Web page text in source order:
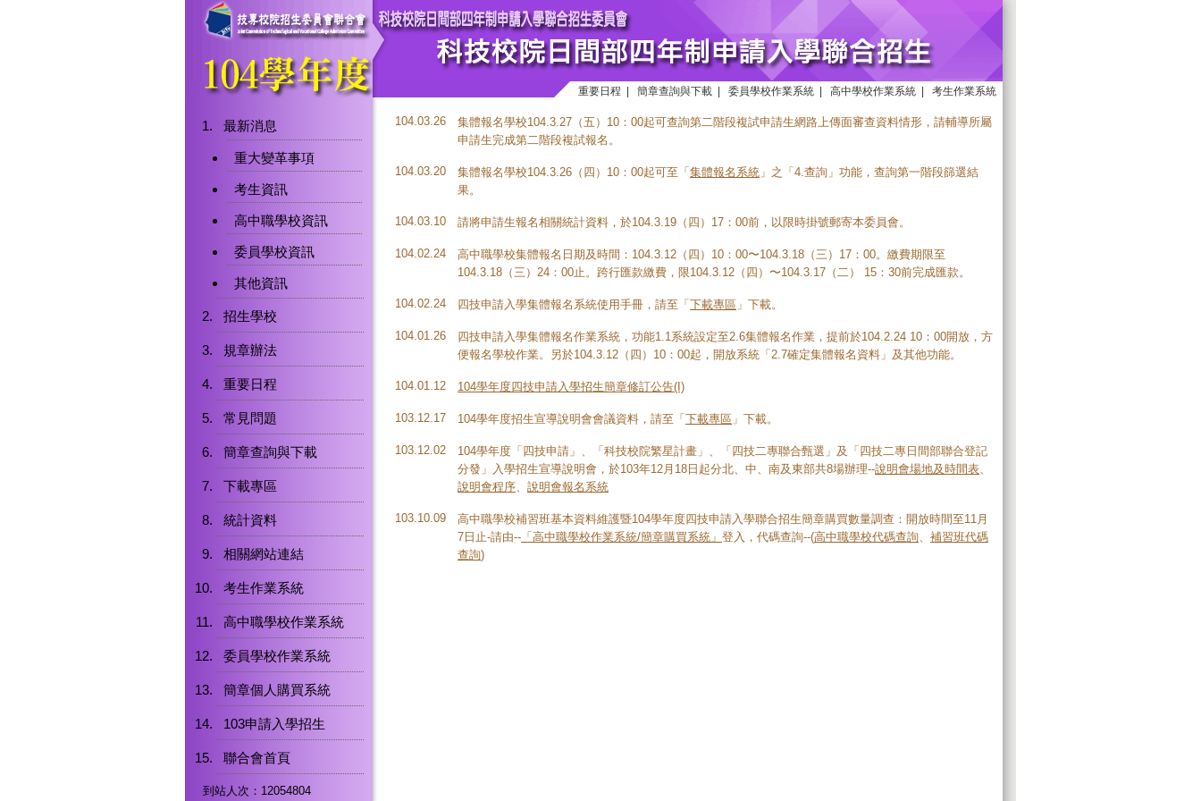
重要日程 簡章查詢與下載 委員學校作業系統 高中學校作業系統 考生作業系統
最新消息
重大變革事項
考生資訊
高中職學校資訊
委員學校資訊
其他資訊
招生學校
規章辦法
重要日程
常見問題
簡章查詢與下載
下載專區
統計資料
相關網站連結
考生作業系統
高中職學校作業系統
委員學校作業系統
簡章個人購買系統
103申請入學招生
聯合會首頁
到站人次：12054804
104.03.26
集體報名學校104.3.27（五）10：00起可查詢第二階段複試申請生網路上傳面審查資料情形，請輔導所屬
申請生完成第二階段複試報名。
104.03.20 集體報名學校104.3.26（四）10：00起可至「 集體報名系統 」之「4.查詢」功能，查詢第一階段篩選結
果。
104.03.10 請將申請生報名相關統計資料，於104.3.19（四）17：00前，以限時掛號郵寄本委員會。
104.02.24
高中職學校集體報名日期及時間：104.3.12（四）10：00〜104.3.18（三）17：00。繳費期限至
104.3.18（三）24：00止。跨行匯款繳費，限104.3.12（四）〜104.3.17（二） 15：30前完成匯款。
104.02.24 四技申請入學集體報名系統使用手冊，請至「 下載專區 」下載。
104.01.26
四技申請入學集體報名作業系統，功能1.1系統設定至2.6集體報名作業，提前於104.2.24 10：00開放，方
便報名學校作業。另於104.3.12（四）10：00起，開放系統「2.7確定集體報名資料」及其他功能。
104.01.12 104學年度四技申請入學招生簡章修訂公告(I)
103.12.17 104學年度招生宣導說明會會議資料，請至「 下載專區 」下載。
103.12.02
104學年度「四技申請」、「科技校院繁星計畫」、「四技二專聯合甄選」及「四技二專日間部聯合登記
分發」入學招生宣導說明會，於103年12月18日起分北、中、南及東部共8場辦理--說明會場地及時間表、
說明會程序、 說明會報名系統
103.10.09
高中職學校補習班基本資料維護暨104學年度四技申請入學聯合招生簡章購買數量調查：開放時間至11月
7日止-請由-- 「高中職學校作業系統/簡章購買系統」 登入，代碼查詢--(高中職學校代碼查詢、 補習班代碼
查詢)